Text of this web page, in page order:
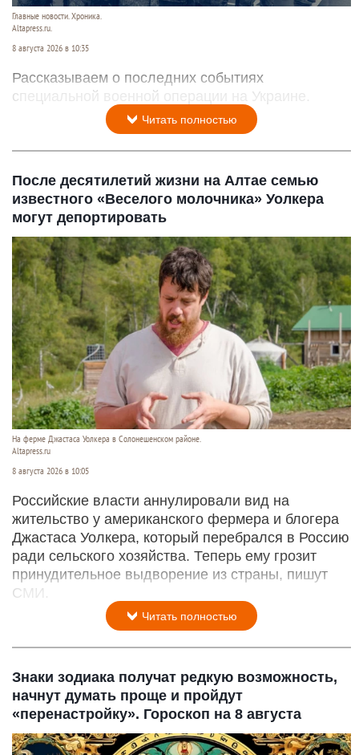
Главные новости. Хроника.
Altapress.ru.
8 августа 2026 в 10:35
Рассказываем о последних событиях
специальной военной операции на Украине.
Читать полностью
После десятилетий жизни на Алтае семью
известного «Веселого молочника» Уолкера
могут депортировать
На ферме Джастаса Уолкера в Солонешенском районе.
Altapress.ru
8 августа 2026 в 10:05
Российские власти аннулировали вид на
жительство у американского фермера и блогера
Джастаса Уолкера, который перебрался в Россию
ради сельского хозяйства. Теперь ему грозит
принудительное выдворение из страны, пишут
СМИ.
Читать полностью
Знаки зодиака получат редкую возможность,
начнут думать проще и пройдут
«перенастройку». Гороскоп на 8 августа